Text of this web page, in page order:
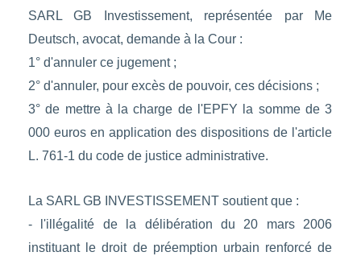
SARL GB Investissement, représentée par Me
Deutsch, avocat, demande à la Cour :
1° d'annuler ce jugement ;
2° d'annuler, pour excès de pouvoir, ces décisions ;
3° de mettre à la charge de l'EPFY la somme de 3
000 euros en application des dispositions de l'article
L. 761-1 du code de justice administrative.
La SARL GB INVESTISSEMENT soutient que :
- l'illégalité de la délibération du 20 mars 2006
instituant le droit de préemption urbain renforcé de